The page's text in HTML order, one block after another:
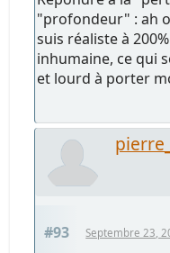
"profondeur" : ah
suis réaliste à
inhumaine, ce qui
et lourd à porter
#93 Septembre 23,